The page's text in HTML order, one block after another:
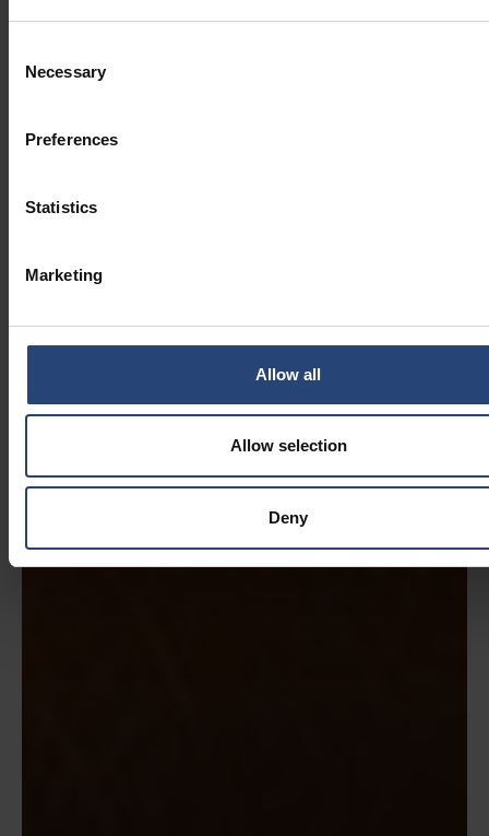
Selection
Necessary
Preferences
Statistics
Marketing
Allow all
Allow selection
Deny